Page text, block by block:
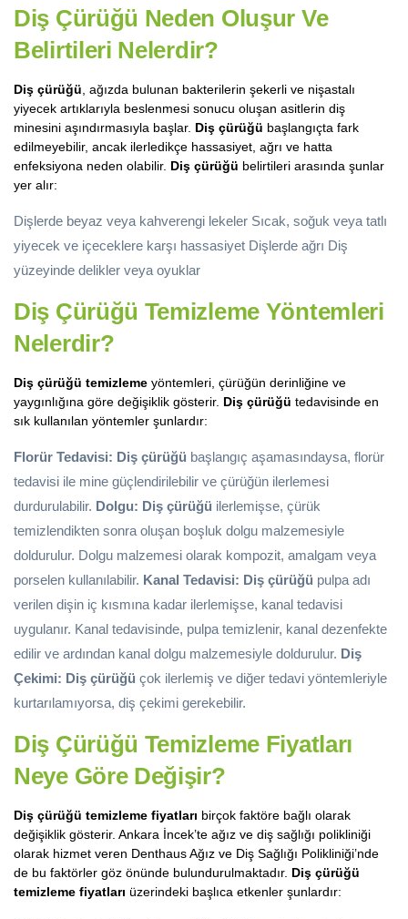
Diş Çürüğü Neden Oluşur Ve
Belirtileri Nelerdir?
Diş çürüğü , ağızda bulunan bakterilerin şekerli ve nişastalı
yiyecek artıklarıyla beslenmesi sonucu oluşan asitlerin diş
minesini aşındırmasıyla başlar. Diş çürüğü başlangıçta fark
edilmeyebilir, ancak ilerledikçe hassasiyet, ağrı ve hatta
enfeksiyona neden olabilir. Diş çürüğü belirtileri arasında şunlar
yer alır:
Dişlerde beyaz veya kahverengi lekeler Sıcak, soğuk veya tatlı
yiyecek ve içeceklere karşı hassasiyet Dişlerde ağrı Diş
yüzeyinde delikler veya oyuklar
Diş Çürüğü Temizleme Yöntemleri
Nelerdir?
Diş çürüğü temizleme yöntemleri, çürüğün derinliğine ve
yaygınlığına göre değişiklik gösterir. Diş çürüğü tedavisinde en
sık kullanılan yöntemler şunlardır:
Florür Tedavisi: Diş çürüğü başlangıç aşamasındaysa, florür
tedavisi ile mine güçlendirilebilir ve çürüğün ilerlemesi
durdurulabilir. Dolgu: Diş çürüğü ilerlemişse, çürük
temizlendikten sonra oluşan boşluk dolgu malzemesiyle
doldurulur. Dolgu malzemesi olarak kompozit, amalgam veya
porselen kullanılabilir. Kanal Tedavisi: Diş çürüğü pulpa adı
verilen dişin iç kısmına kadar ilerlemişse, kanal tedavisi
uygulanır. Kanal tedavisinde, pulpa temizlenir, kanal dezenfekte
edilir ve ardından kanal dolgu malzemesiyle doldurulur. Diş
Çekimi: Diş çürüğü çok ilerlemiş ve diğer tedavi yöntemleriyle
kurtarılamıyorsa, diş çekimi gerekebilir.
Diş Çürüğü Temizleme Fiyatları
Neye Göre Değişir?
Diş çürüğü temizleme fiyatları birçok faktöre bağlı olarak
değişiklik gösterir. Ankara İncek’te ağız ve diş sağlığı polikliniği
olarak hizmet veren Denthaus Ağız ve Diş Sağlığı Polikliniği’nde
de bu faktörler göz önünde bulundurulmaktadır. Diş çürüğü
temizleme fiyatları üzerindeki başlıca etkenler şunlardır: